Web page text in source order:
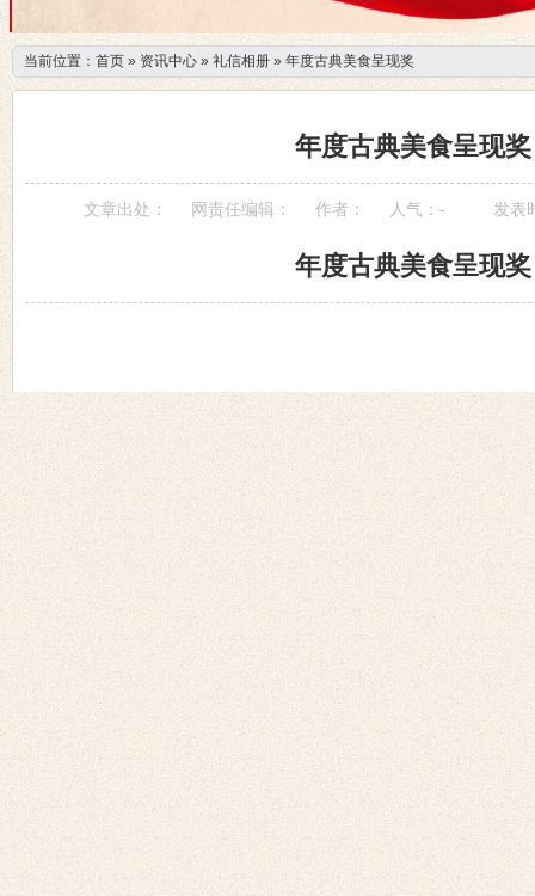
当前位置： 首页 » 资讯中心 » 礼信相册 » 年度古典美食呈现奖
年度古典美食呈现奖
文章出处： 网责任编辑： 作者： 人气： - 发表
年度古典美食呈现奖